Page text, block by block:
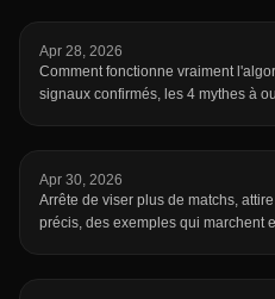
Apr 28, 2026
Comment fonctionne vraiment
signaux confirmés, les 4 mythes à
Apr 30, 2026
Arrête de viser plus de matchs,
précis, des exemples qui marchent